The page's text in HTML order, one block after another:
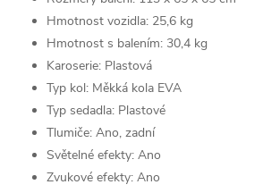
Hmotnost vozidla: 25,6 kg
Hmotnost s balením: 30,4 kg
Karoserie: Plastová
Typ kol: Měkká kola EVA
Typ sedadla: Plastové
Tlumiče: Ano, zadní
Světelné efekty: Ano
Zvukové efekty: Ano